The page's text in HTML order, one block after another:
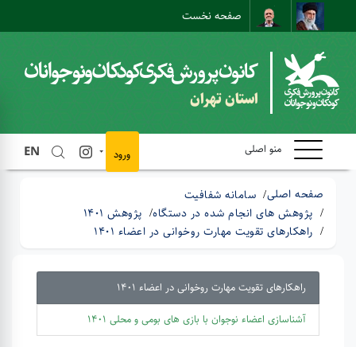
صفحه نخست
نقشه سایت
ارتباط مستقیم
استان تهران
منو اصلی EN ورود
صفحه اصلی
سامانه شفافیت
پژوهش های انجام شده در دستگاه
پژوهش 1401
راهکارهای تقویت مهارت روخوانی در اعضاء 1401
راهکارهای تقویت مهارت روخوانی در اعضاء 1401
آشناسازی اعضاء نوجوان با بازی های بومی و محلی 1401